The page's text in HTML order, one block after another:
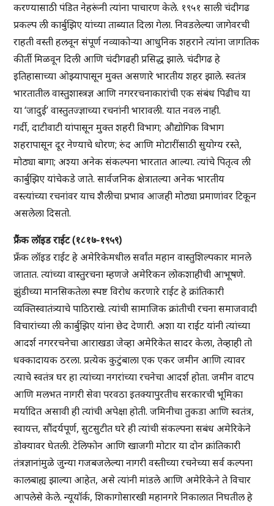
करण्यासाठी पंडित नेहरूंनी त्यांना पाचारण केले. १९५१ साली चंदीगढ
प्रकल्प ली कार्बुझिए यांच्या ताब्यात दिला गेला. निवडलेल्या जागेवरची
राहती वस्ती हलवून संपूर्ण नव्याकोऱ्या आधुनिक शहराने त्यांना जागतिक
कीर्ती मिळवून दिली आणि चंदीगढही प्रसिद्ध झाले. चंदीगढ हे
इतिहासाच्या ओझ्यापासून मुक्त असणारे भारतीय शहर झाले. स्वतंत्र
भारतातील वास्तुशास्त्रज्ञ आणि नगररचनाकारांची एक संबंध पिढीच या
या ‘जादुई’ वास्तुतज्ज्ञाच्या रचनांनी भारावली. यात नवल नाही.
गर्दी, दाटीवाटी यांपासून मुक्त शहरी विभाग; औद्योगिक विभाग
शहरापासून दूर नेण्याचे धोरण; रुंद आणि मोटारींसाठी सुयोग्य रस्ते,
मोठ्या बागा; अश्या अनेक संकल्पना भारतात आल्या. त्यांचे पितृत्व ली
कार्बुझिए यांचेकडे जाते. सार्वजनिक क्षेत्रातल्या अनेक भारतीय
वस्त्यांच्या रचनांवर याच शैलीचा प्रभाव आजही मोठ्या प्रमाणांवर टिकून
असलेला दिसतो.
फ्रैंक लॉइड राईट (१८१७-१९५९)
फ्रँक लॉइड राईट हे अमेरिकेमधील सर्वांत महान वास्तुशिल्पकार मानले
जातात. त्यांच्या वास्तुरचना म्हणजे अमेरिकन लोकशाहीची आभूषणे.
झुंडीच्या मानसिकतेला स्पष्ट विरोध करणारे राईट हे क्रांतिकारी
व्यक्तिस्वातंत्र्याचे पाठिराखे. त्यांची सामाजिक क्रांतीची रचना समाजवादी
विचारांच्या ली कार्बुझिए यांना छेद देणारी. अशा या राईट यांनी त्यांच्या
आदर्श नगररचनेचा आराखडा जेव्हा अमेरिकेत सादर केला, तेव्हाही तो
धक्कादायक ठरला. प्रत्येक कुटुंबाला एक एकर जमीन आणि त्यावर
त्याचे स्वतंत्र घर हा त्यांच्या नगरांच्या रचनेचा आदर्श होता. जमीन वाटप
आणि मलभत नागरी सेवा परवठा इतक्यापुरतीच सरकारची भूमिका
मर्यादित असावी ही त्यांची अपेक्षा होती. जमिनीचा तुकडा आणि स्वतंत्र,
स्वायत्त, सौंदर्यपूर्ण, सुटसुटीत घरे ही त्यांची संकल्पना सबंध अमेरिकेने
डोक्यावर घेतली. टेलिफोन आणि खाजगी मोटार या दोन क्रांतिकारी
तंत्रज्ञानांमुळे जुन्या गजबजलेल्या नागरी वस्तीच्या रचनेच्या सर्व कल्पना
कालबाह्य झाल्या आहेत, असे त्यांनी मांडले आणि अमेरिकेने ते विचार
आपलेसे केले. न्यूयॉर्क, शिकागोसारखी महानगरे निकालात निघतील हे